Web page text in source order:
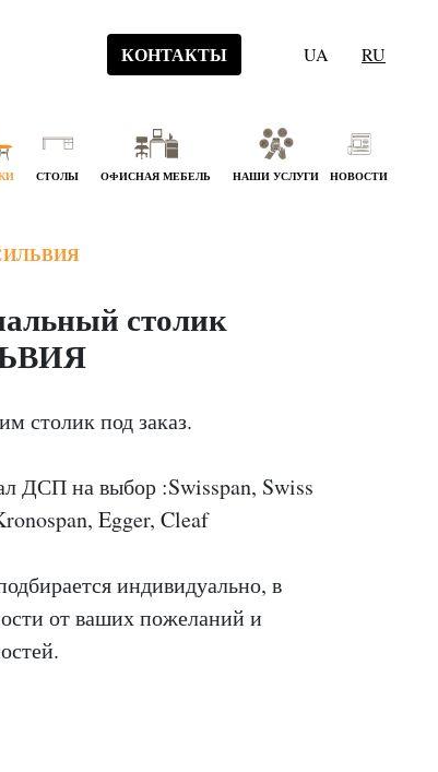
КОНТАКТЫ UA RU
СТОЛЫ ОФИСНАЯ МЕБЕЛЬ НАШИ УСЛУГИ НОВОСТИ
столик
столик под заказ.
ДСП на выбор :Swisspan, Swiss
Egger, Cleaf
индивидуально, в
от ваших пожеланий и